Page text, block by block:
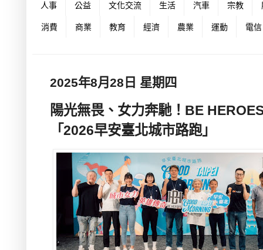
人事 公益 文化交流 生活 汽車 宗教
消費 商業 教育 經濟 農業 運動 電信
2025年8月28日 星期四
陽光無畏、女力奔馳！BE
「2026早安臺北城市路跑」